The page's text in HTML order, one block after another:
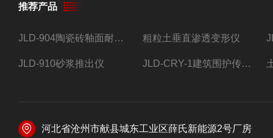
推荐产品
JLD-904陶瓷砖釉面耐磨试验仪 粗粒土垂直渗透变形仪
JLD-910砂浆推出仪 JLD-CRY-1建筑围护传热系数现场检测仪仪器
河北省沧州市献县城东工业区薛氏新能源2号厂房